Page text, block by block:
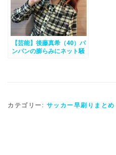
【芸能】後藤真希（40）パ
ンパンの膨らみにネット騒
カテゴリー: サッカー早刷りまとめ